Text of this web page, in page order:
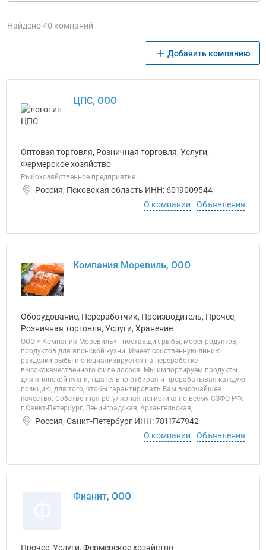
Найдено 40 компаний
Добавить компанию
ЦПС, ООО
Оптовая торговля, Розничная торговля, Услуги,
Фермерское хозяйство
Рыбохозяйственное предприятие.
Россия, Псковская область ИНН: 6019009544
О компании
Объявления
Компания Моревиль, ООО
Оборудование, Переработчик, Производитель, Прочее,
Розничная торговля, Услуги, Хранение
ООО « Компания Моревиль» - поставщик рыбы, морепродуктов,
продуктов для японской кухни. Имеет собственную линию
разделки рыбы и специализируется на переработке
высококачественного филе лосося. Мы импортируем продукты
для японской кухни, тщательно отбирая и прорабатывая каждую
позицию, для того, чтобы гарантировать Вам высочайшее
качество. Собственная регулярная логистика по всему СЗФО РФ:
г.Санкт-Петербург, Ленинградская, Архангельская,...
Россия, Санкт-Петербург ИНН: 7811747942
О компании
Объявления
Фианит, ООО
Прочее, Услуги, Фермерское хозяйство